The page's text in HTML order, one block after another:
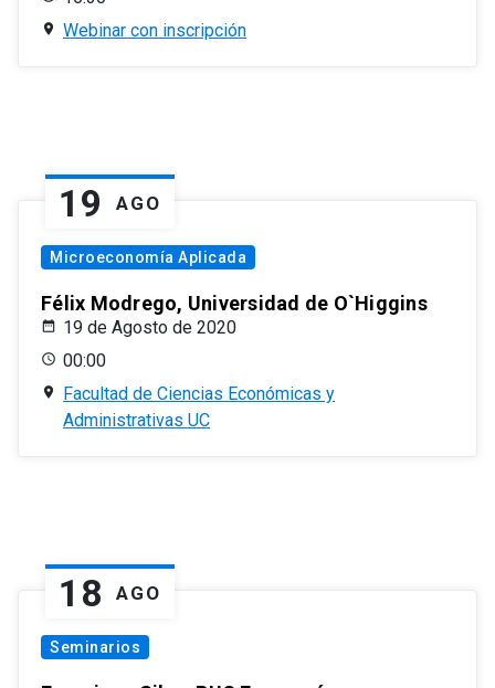
Webinar con inscripción
19 AGO
Microeconomía Aplicada
Félix Modrego, Universidad de O`Higgins
19 de Agosto de 2020
00:00
Facultad de Ciencias Económicas y
Administrativas UC
18 AGO
Seminarios